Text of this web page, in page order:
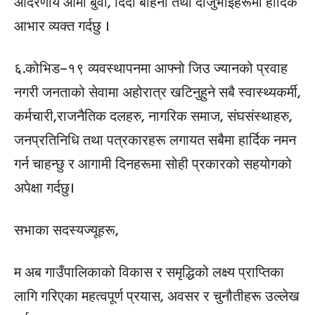
आभार व्यक्त गर्दछु ।
६.कोभिड–१९ व्यवस्थापनमा आफ्नो जिउ ज्यानको प्रवाह
नगरी जनताको सेवामा अहोरात्र खटिनुहुने सबै स्वास्थ्यकर्मी,
कर्मचारी,राजनैतिक दलहरु, नागरिक समाज, संघसंस्थाहरु,
जनप्रतिनिधि तथा पत्रकारहरू लगायत सबैमा हार्दिक नमन
गर्न चाहन्छु र आगामी दिनहरूमा सोही प्रकारको सहयोगको
अपेक्षा गर्दछु।
सभाका सदस्यज्यूहरू,
म अब गाउँपालिकाको विकास र समृद्धिको लक्ष्य प्राप्तिका
लागि गरिएका महत्वपूर्ण प्रयास, अवसर र चुनौतीहरू उल्लेख